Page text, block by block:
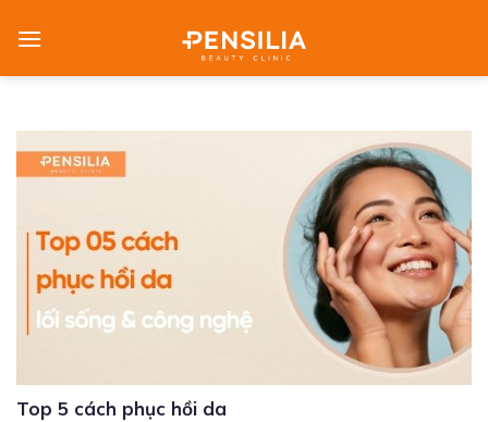
Top 5 cách phục hồi da